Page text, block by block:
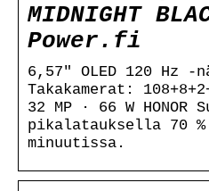
MIDNIGHT
Power.fi
6,57″ OLED 120 Hz -
Takakamerat:
32 MP · 66 W HONOR
pikalatauksella 70 %
minuutissa.